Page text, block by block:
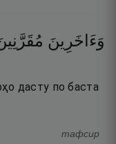
وَءَاخَرِينَ
дасту по баста
тафсир